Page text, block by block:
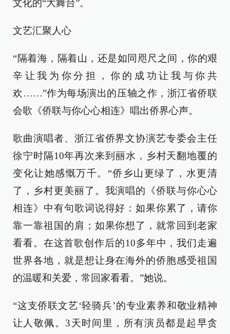
文化的“大舞台”。
文艺汇聚人心
“隔着海，隔着山，还是如同咫尺之间，你的艰
辛让我为你分担，你的成功让我与你共
欢……”作为每场演出的压轴之作，浙江省侨联
会歌《侨联与你心心相连》唱出侨界心声。
歌曲演唱者、浙江省侨界文协演艺专委会主任
徐宁时隔10年再次来到丽水，乡村天翻地覆的
变化让她感慨万千。“侨乡山更绿了，水更清
了，乡村更美丽了。我演唱的《侨联与你心心
相连》中有句歌词说得好：如果你累了，请你
靠一靠祖国的肩；如果你想了，就常回到老家
看看。在这首歌创作后的10多年中，我们走遍
世界各地，就是想让身在海外的侨胞感受祖国
的温暖和关爱，常回家看看。”她说。
“这支侨联文艺‘轻骑兵’的专业素养和敬业精神
让人敬佩。3天时间里，所有演员都是起早贪